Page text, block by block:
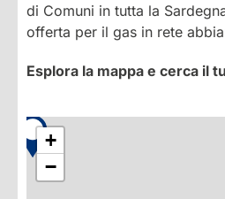
di Comuni in tutta la
offerta per il gas in rete
Esplora la mappa e cerca il
+
−